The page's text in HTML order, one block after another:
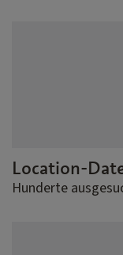
Location-
Hunderte